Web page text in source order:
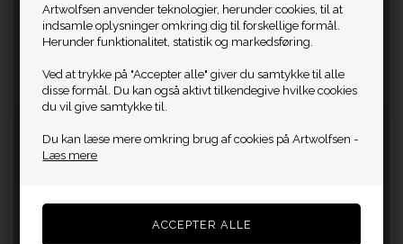
Artwolfsen anvender teknologier, herunder cookies, til at
indsamle oplysninger omkring dig til forskellige formål.
Herunder funktionalitet, statistik og markedsføring.
Ved at trykke på "Accepter alle" giver du samtykke til alle
disse formål. Du kan også aktivt tilkendegive hvilke cookies
du vil give samtykke til.
Du kan læse mere omkring brug af cookies på Artwolfsen -
Læs mere